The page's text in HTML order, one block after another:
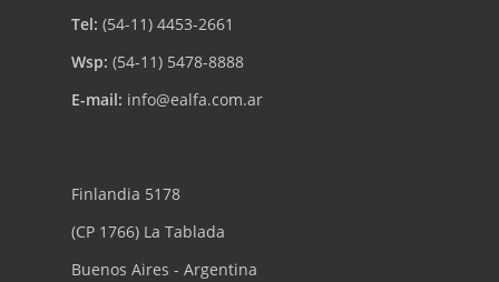
Tel: (54-11) 4453-2661
Wsp: (54-11) 5478-8888
E-mail: info@ealfa.com.ar
Finlandia 5178
(CP 1766) La Tablada
Buenos Aires - Argentina